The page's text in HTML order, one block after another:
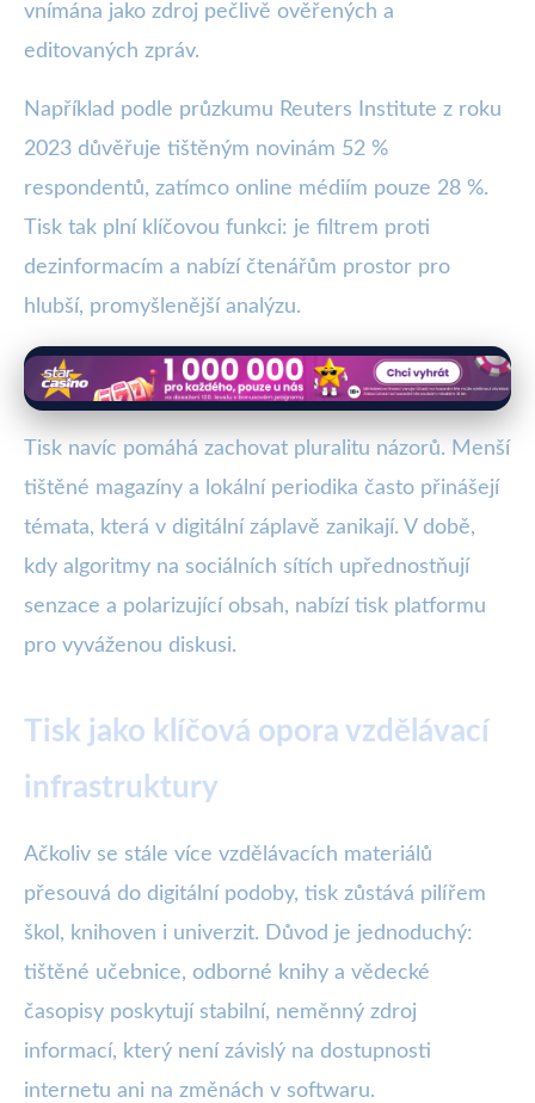
vnímána jako zdroj pečlivě ověřených a
editovaných zpráv.
Například podle průzkumu Reuters Institute z roku
2023 důvěřuje tištěným novinám 52 %
respondentů, zatímco online médiím pouze 28 %.
Tisk tak plní klíčovou funkci: je filtrem proti
dezinformacím a nabízí čtenářům prostor pro
hlubší, promyšlenější analýzu.
Tisk navíc pomáhá zachovat pluralitu názorů. Menší
tištěné magazíny a lokální periodika často přinášejí
témata, která v digitální záplavě zanikají. V době,
kdy algoritmy na sociálních sítích upřednostňují
senzace a polarizující obsah, nabízí tisk platformu
pro vyváženou diskusi.
Tisk jako klíčová opora vzdělávací
infrastruktury
Ačkoliv se stále více vzdělávacích materiálů
přesouvá do digitální podoby, tisk zůstává pilířem
škol, knihoven i univerzit. Důvod je jednoduchý:
tištěné učebnice, odborné knihy a vědecké
časopisy poskytují stabilní, neměnný zdroj
informací, který není závislý na dostupnosti
internetu ani na změnách v softwaru.